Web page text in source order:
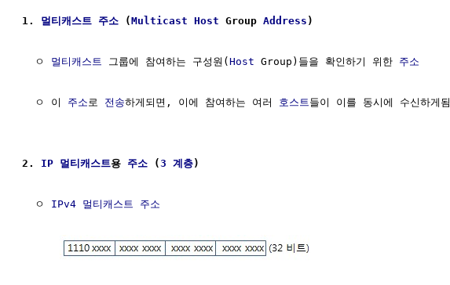
1. 멀티캐스트 주소 (Multicast Host Group Address )
  ㅇ
멀티캐스트 그룹에 참여하는 구성원(Host Group)들을 확인하기 위한 주소
  ㅇ 이
주소 로 전송하게되면, 이에 참여하는 여러 호스트 들이 이를 동시에 수신하게됨
2. IP 멀티캐스트용 주소 (3 계층)
  ㅇ
IPv4 멀티캐스트 주소